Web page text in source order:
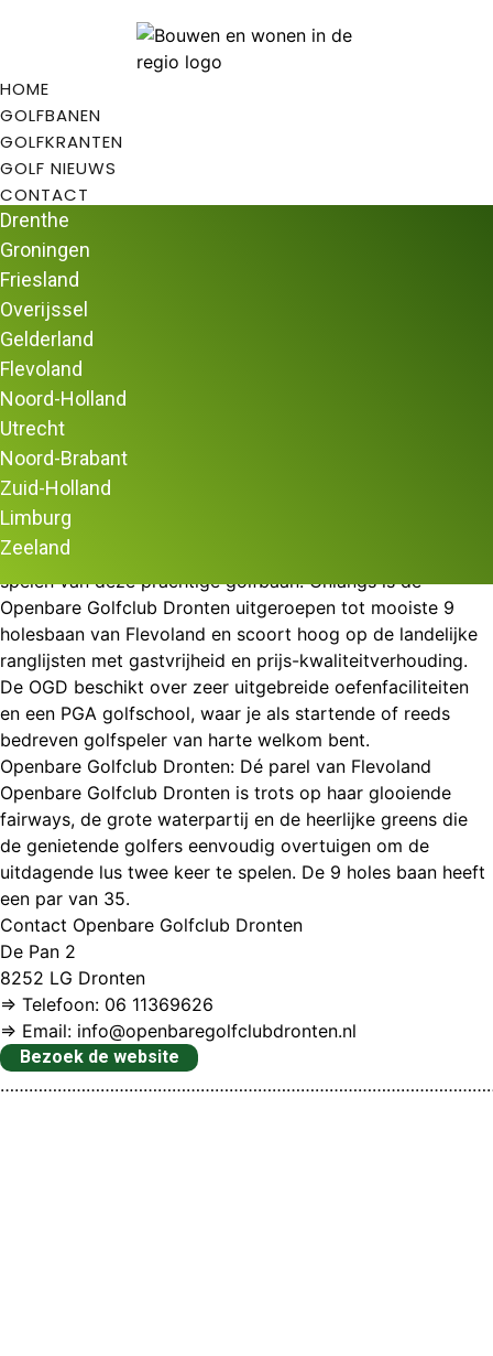
HOME
GOLFBANEN
GOLFKRANTEN
GOLF NIEUWS
CONTACT
Drenthe
Groningen
Friesland
Overijssel
Gelderland
Flevoland
Noord-Holland
Utrecht
Noord-Brabant
Zuid-Holland
Limburg
Zeeland
Home/Golfbanen
Golfclub Dronten
Openbare Golfclub Dronten
Openbare Golfclub Dronten is een golfclub gelegen in de
provincie Flevoland. OGD is een 9-holes golfbaan.
Openbare Golfclub Dronten
De OGD is een uitdagende 9 holes golfbaan die
gekenmerkt wordt door bos en glooiingen.
Coursemanagement speelt een belangrijke rol bij het
spelen van deze prachtige golfbaan. Onlangs is de
Openbare Golfclub Dronten uitgeroepen tot mooiste 9
holesbaan van Flevoland en scoort hoog op de landelijke
ranglijsten met gastvrijheid en prijs-kwaliteitverhouding.
De OGD beschikt over zeer uitgebreide oefenfaciliteiten
en een PGA golfschool, waar je als startende of reeds
bedreven golfspeler van harte welkom bent.
Openbare Golfclub Dronten: Dé parel van Flevoland
Openbare Golfclub Dronten is trots op haar glooiende
fairways, de grote waterpartij en de heerlijke greens die
de genietende golfers eenvoudig overtuigen om de
uitdagende lus twee keer te spelen. De 9 holes baan heeft
een par van 35.
Contact Openbare Golfclub Dronten
De Pan 2
8252 LG Dronten
⇒ Telefoon: 06 11369626
⇒ Email: info@openbaregolfclubdronten.nl
Bezoek de website